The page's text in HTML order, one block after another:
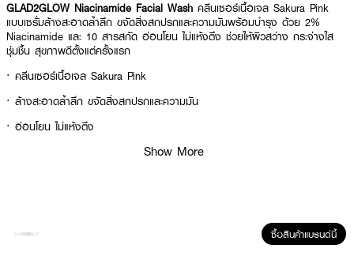
GLAD2GLOW Niacinamide Facial Wash คลีนเซอร์เนื้อเจล Sakura Pink
แบบเซรั่มล้างสะอาดล้ำลึก ขจัดสิ่งสกปรกและความมันพร้อมบำรุง ด้วย 2%
Niacinamide และ 10 สารสกัด อ่อนโยน ไม่แห้งตึง ช่วยให้ผิวสว่าง กระจ่างใส
ชุ่มชื้น สุขภาพดีตั้งแต่ครั้งแรก
· คลีนเซอร์เนื้อเจล Sakura Pink
· ล้างสะอาดล้ำลึก ขจัดสิ่งสกปรกและความมัน
· อ่อนโยน ไม่แห้งตึง
ช่วยให้ผิวสว่าง กระจ่างใส ชุ่มชื้น สุขภาพดี
Show More
ซื้อสินค้าแบรนด์นี้